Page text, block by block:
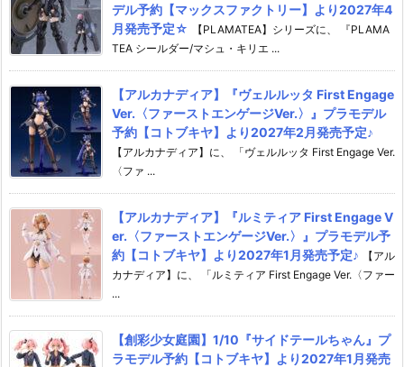
デル予約【マックスファクトリー】より2027年4
月発売予定☆
【PLAMATEA】シリーズに、 『PLAMA
TEA シールダー/マシュ・キリエ ...
【アルカナディア】『ヴェルルッタ First Engage
Ver.〈ファーストエンゲージVer.〉』プラモデル
予約【コトブキヤ】より2027年2月発売予定♪
【アルカナディア】に、 「ヴェルルッタ First Engage Ver.
〈ファ ...
【アルカナディア】『ルミティア First Engage V
er.〈ファーストエンゲージVer.〉』プラモデル予
約【コトブキヤ】より2027年1月発売予定♪
【アル
カナディア】に、 「ルミティア First Engage Ver.〈ファー
...
【創彩少女庭園】1/10『サイドテールちゃん』プ
ラモデル予約【コトブキヤ】より2027年1月発売